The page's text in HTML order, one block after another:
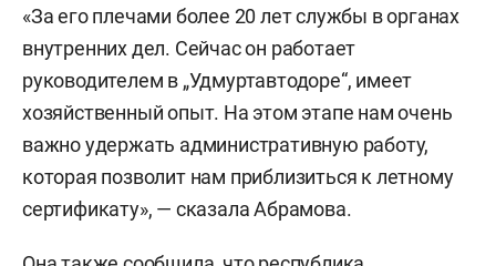
«За его плечами более 20 лет службы в органах
внутренних дел. Сейчас он работает
руководителем в „Удмуртавтодоре“, имеет
хозяйственный опыт. На этом этапе нам очень
важно удержать административную работу,
которая позволит нам приблизиться к летному
сертификату», — сказала Абрамова.